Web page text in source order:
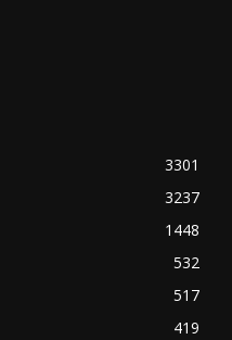
3301
3237
1448
532
517
419